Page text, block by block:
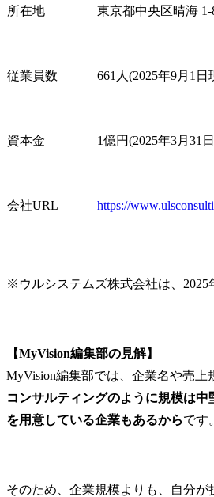
所在地 東京都中央区晴海
従業員数 661人(2025年9月1日
資本金 1億円(2025年3月31
会社URL https://
※ウルシステムズ株式会社は、2025
【MyVision編集部の見解】
MyVision編集部では、企業名や売上
コンサルティングのように規模は
を用意している企業もあるからです。
そのため、企業規模よりも、自分